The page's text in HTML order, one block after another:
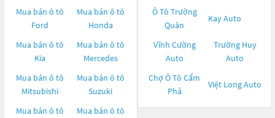
Mua bán ô tô
Ford
Mua bán ô tô
Honda
Mua bán ô tô
Kia
Mua bán ô tô
Mercedes
Mua bán ô tô
Mitsubishi
Mua bán ô tô
Suzuki
Mua bán ô tô
Mua bán ô tô
Ô Tô Trường
Quân
Kay Auto
Vĩnh Cường
Auto
Trường Huy
Auto
Chợ Ô Tô Cẩm
Phả
Việt Long Auto